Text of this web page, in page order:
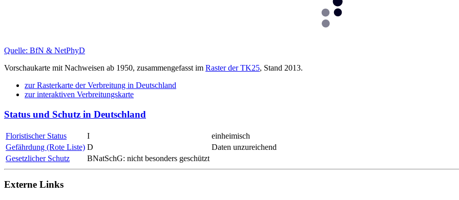
Quelle: BfN & NetPhyD
Vorschaukarte mit Nachweisen ab 1950, zusammengefasst im Raster der TK25, Stand 2013.
zur Rasterkarte der Verbreitung in Deutschland
zur interaktiven Verbreitungskarte
Status und Schutz in Deutschland
Floristischer Status I
einheimisch
Gefährdung (Rote Liste) D
Daten unzureichend
Gesetzlicher Schutz
BNatSchG: nicht besonders geschützt
Externe Links